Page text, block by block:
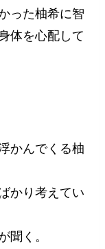
った柚希に智
体を心配して
かんでくる柚
かり考えてい
聞く。